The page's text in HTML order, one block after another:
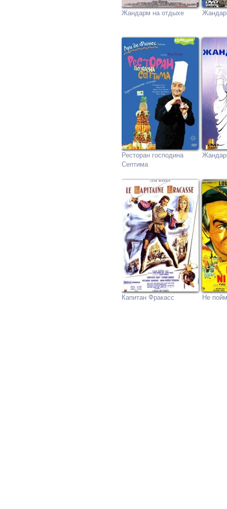
Жандарм на отдыхе
Ресторан господина
Септима
Капитан Фракасс Не